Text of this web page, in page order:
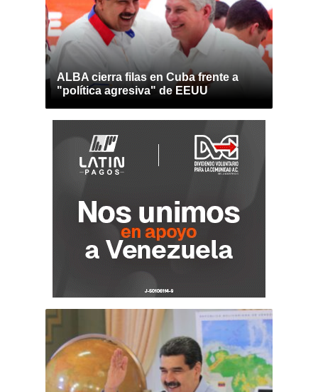
ALBA cierra filas en Cuba frente a
"política agresiva" de EEUU